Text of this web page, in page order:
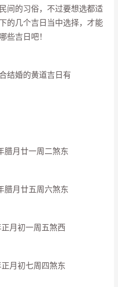
间的习俗，不过要想选都适
的几个吉日当中选择，才能
些吉日吧！
婚的黄道吉日有
月廿一周二煞东
月廿五周六煞东
月初一周五煞西
月初七周四煞东